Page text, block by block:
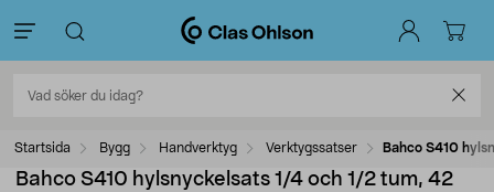
Startsida Bygg Handverktyg Verktygssatser Bahco S410
Bahco S410 hylsnyckelsats 1/4 och 1/2 tum, 42